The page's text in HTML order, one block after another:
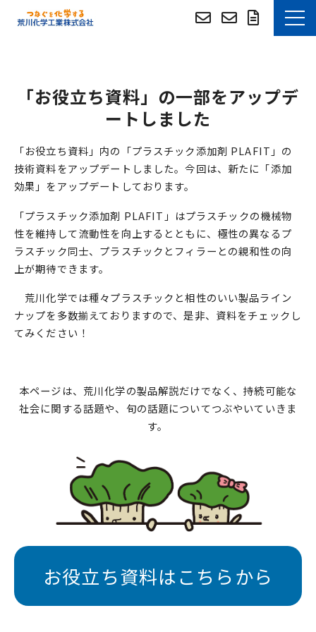
選ばれる理由
技術資料DLサイト
技術資料DLサイト (English)
つぶやき
よくあるご質問
「お役立ち資料」の一部をアップデ
ートしました
「お役立ち資料」内の「プラスチック添加剤 PLAFIT」の
技術資料をアップデートしました。今回は、新たに「添加
効果」をアップデートしております。
「プラスチック添加剤 PLAFIT」はプラスチックの機械物
性を維持して流動性を向上するとともに、極性の異なるプ
ラスチック同士、プラスチックとフィラーとの親和性の向
上が期待できます。
荒川化学では種々プラスチックと相性のいい製品ライン
ナップを多数揃えておりますので、是非、資料をチェックし
てみください！
本ページは、荒川化学の製品解説だけでなく、持続可能な
社会に関する話題や、旬の話題についてつぶやいていきま
す。
お役立ち資料はこちらから